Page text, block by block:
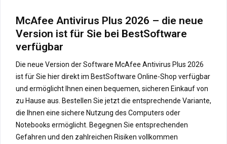
McAfee Antivirus Plus 2026 – die neue
Version ist für Sie bei BestSoftware
verfügbar
Die neue Version der Software McAfee Antivirus Plus 2026
ist für Sie hier direkt im BestSoftware Online-Shop verfügbar
und ermöglicht Ihnen einen bequemen, sicheren Einkauf von
zu Hause aus. Bestellen Sie jetzt die entsprechende Variante,
die Ihnen eine sichere Nutzung des Computers oder
Notebooks ermöglicht. Begegnen Sie entsprechenden
Gefahren und den zahlreichen Risiken vollkommen